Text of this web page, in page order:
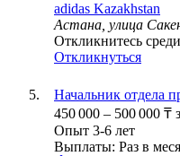
adidas Kazakhstan
Астана, улица
Откликнитесь
Откликнуться
Начальник отдела
450 000 – 500 000 ₸
Опыт 3-6 лет
Выплаты: Раз в